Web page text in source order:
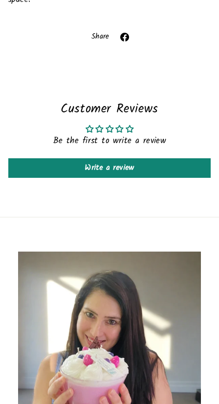
invalid url input
Share
Customer Reviews
Be the first to write a review
Write a review